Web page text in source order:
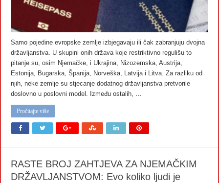
Samo pojedine evropske zemlje izbjegavaju ili čak zabranjuju dvojna
državljanstva. U skupini onih država koje restriktivno regulišu to
pitanje su, osim Njemačke, i Ukrajina, Nizozemska, Austrija,
Estonija, Bugarska, Španija, Norveška, Latvija i Litva. Za razliku od
njih, neke zemlje su stjecanje dodatnog državljanstva pretvorile
doslovno u poslovni model. Između ostalih, …
Pročitajte više
RASTE BROJ ZAHTJEVA ZA NJEMAČKIM
DRŽAVLJANSTVOM: Evo koliko ljudi je